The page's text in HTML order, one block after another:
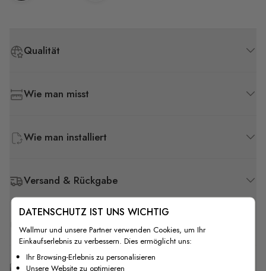
Qualität
Wie man misst
Wie man installiert
Versand & Rückgabe
F.A.Q
Kostenlose Anpassung
DATENSCHUTZ IST UNS WICHTIG
Wallmur und unsere Partner verwenden Cookies, um Ihr
Einkaufserlebnis zu verbessern. Dies ermöglicht uns:
Ihr Browsing-Erlebnis zu personalisieren
Unsere Website zu optimieren